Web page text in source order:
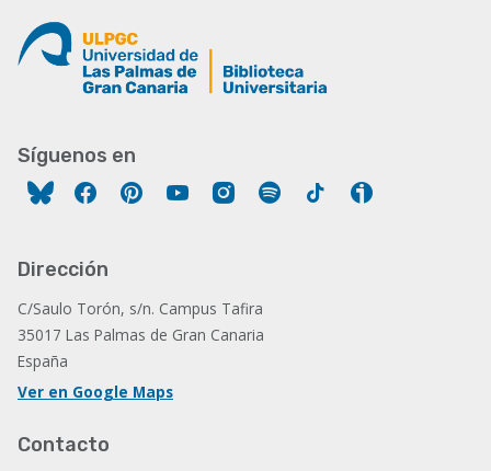
Síguenos en
FacebookPinterestYouTubeInstagram
Spotify Tiktok
Dirección
C/Saulo Torón, s/n. Campus Tafira
35017 Las Palmas de Gran Canaria
España
Ver en Google Maps
Contacto